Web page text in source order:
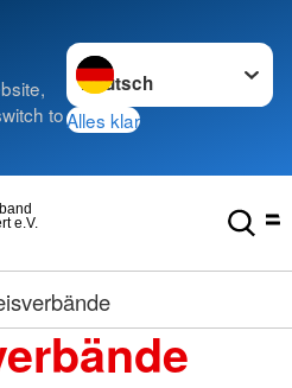
to
Sprache wechseln zu
Alles klar
e.V.